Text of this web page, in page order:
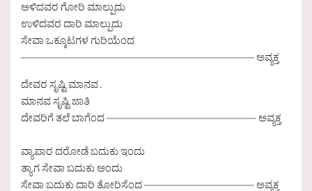
ಅಳಿದವರ ಗೋರಿ ಮಾಲ್ಪುದು
ಉಳಿದವರ ದಾರಿ ಮಾಲ್ಪುದು
ಸೇವಾ ಒಕ್ಕೂಟಗಳ ಗುರಿಯೆಂದ
——————————————————————- ಅವ್ಯಕ್ತ
ದೇವರ ಸೃಷ್ಟಿ ಮಾನವ .
ಮಾನವ ಸೃಷ್ಟಿ ಜಾತಿ
ದೇವರಿಗೆ ತಲೆ ಬಾಗೆಂದ ——————————————- ಅವ್ಯಕ್ತ
ವ್ಯಾಪಾರ ದರೋಡೆ ಬದುಕು ಇಂದು
ತ್ಯಾಗ ಸೇವಾ ಬದುಕು ಅಂದು
ಸೇವಾ ಬದುಕು ದಾರಿ ತೋರಿಸೆಂದ ——————————– ಅವ್ಯಕ್ತ